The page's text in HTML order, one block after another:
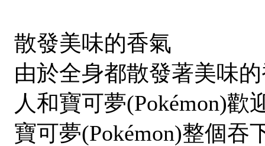
散發美味的香氣
由於全身都散發著美味
人和寶可夢(Pokémon)
寶可夢(Pokémon)整個吞